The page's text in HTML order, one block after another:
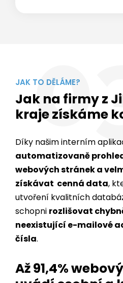
Jak na firmy z
kraje získáme
Díky našim interním
webových stránek a
získávat cenná data,
utvoření kvalitních
schopnirozlišovat
neexistující e-mailové
čísla.
Až 91,4%
uvádí osobní a
údaje